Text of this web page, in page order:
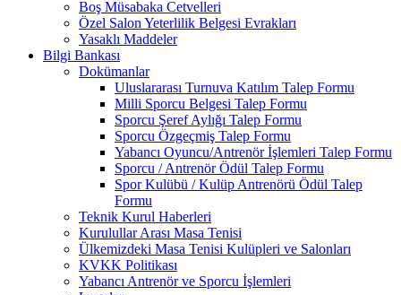
Boş Müsabaka Cetvelleri
Özel Salon Yeterlilik Belgesi Evrakları
Yasaklı Maddeler
Bilgi Bankası
Dokümanlar
Uluslararası Turnuva Katılım Talep Formu
Milli Sporcu Belgesi Talep Formu
Sporcu Şeref Aylığı Talep Formu
Sporcu Özgeçmiş Talep Formu
Yabancı Oyuncu/Antrenör İşlemleri Talep Formu
Sporcu / Antrenör Ödül Talep Formu
Spor Kulübü / Kulüp Antrenörü Ödül Talep
Formu
Teknik Kurul Haberleri
Kurulullar Arası Masa Tenisi
Ülkemizdeki Masa Tenisi Kulüpleri ve Salonları
KVKK Politikası
Yabancı Antrenör ve Sporcu İşlemleri